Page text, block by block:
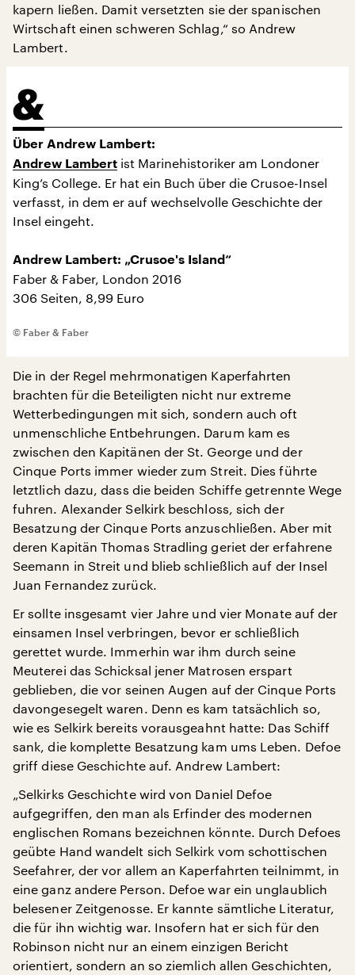
kapern ließen. Damit versetzten sie der spanischen
Wirtschaft einen schweren Schlag,“ so Andrew
Lambert.
Über Andrew Lambert:
Andrew Lambert ist Marinehistoriker am Londoner
King’s College. Er hat ein Buch über die Crusoe-Insel
verfasst, in dem er auf wechselvolle Geschichte der
Insel eingeht.
Andrew Lambert: „Crusoe's Island“
Faber & Faber, London 2016
306 Seiten, 8,99 Euro
© Faber & Faber
Die in der Regel mehrmonatigen Kaperfahrten
brachten für die Beteiligten nicht nur extreme
Wetterbedingungen mit sich, sondern auch oft
unmenschliche Entbehrungen. Darum kam es
zwischen den Kapitänen der St. George und der
Cinque Ports immer wieder zum Streit. Dies führte
letztlich dazu, dass die beiden Schiffe getrennte Wege
fuhren. Alexander Selkirk beschloss, sich der
Besatzung der Cinque Ports anzuschließen. Aber mit
deren Kapitän Thomas Stradling geriet der erfahrene
Seemann in Streit und blieb schließlich auf der Insel
Juan Fernandez zurück.
Er sollte insgesamt vier Jahre und vier Monate auf der
einsamen Insel verbringen, bevor er schließlich
gerettet wurde. Immerhin war ihm durch seine
Meuterei das Schicksal jener Matrosen erspart
geblieben, die vor seinen Augen auf der Cinque Ports
davongesegelt waren. Denn es kam tatsächlich so,
wie es Selkirk bereits vorausgeahnt hatte: Das Schiff
sank, die komplette Besatzung kam ums Leben. Defoe
griff diese Geschichte auf. Andrew Lambert:
„Selkirks Geschichte wird von Daniel Defoe
aufgegriffen, den man als Erfinder des modernen
englischen Romans bezeichnen könnte. Durch Defoes
geübte Hand wandelt sich Selkirk vom schottischen
Seefahrer, der vor allem an Kaperfahrten teilnimmt, in
eine ganz andere Person. Defoe war ein unglaublich
belesener Zeitgenosse. Er kannte sämtliche Literatur,
die für ihn wichtig war. Insofern hat er sich für den
Robinson nicht nur an einem einzigen Bericht
orientiert, sondern an so ziemlich allen Geschichten,